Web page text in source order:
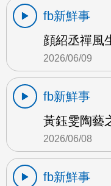
fb新鮮事
顔紹丞禪風
2026/06/09
fb新鮮事
黃鈺雯陶藝
2026/06/08
fb新鮮事